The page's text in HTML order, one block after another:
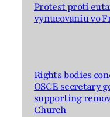
Protest proti
vynucovaniu vo
Rights bodies
OSCE secretary
supporting
Church